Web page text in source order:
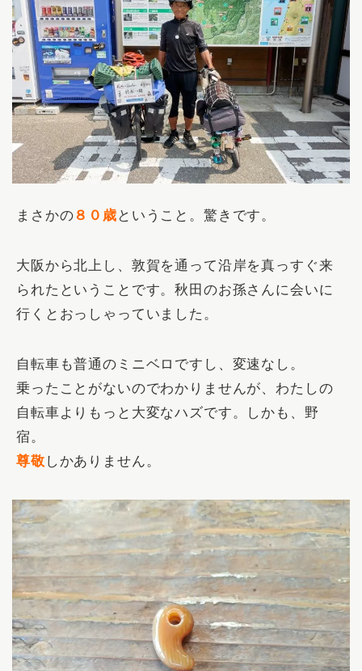
まさかの ８０歳 ということ。驚きです。
大阪から北上し、敦賀を通って沿岸を真っすぐ来
られたということです。秋田のお孫さんに会いに
行くとおっしゃっていました。
自転車も普通のミニベロですし、変速なし。
乗ったことがないのでわかりませんが、わたしの
自転車よりもっと大変なハズです。しかも、野
宿。
尊敬 しかありません。